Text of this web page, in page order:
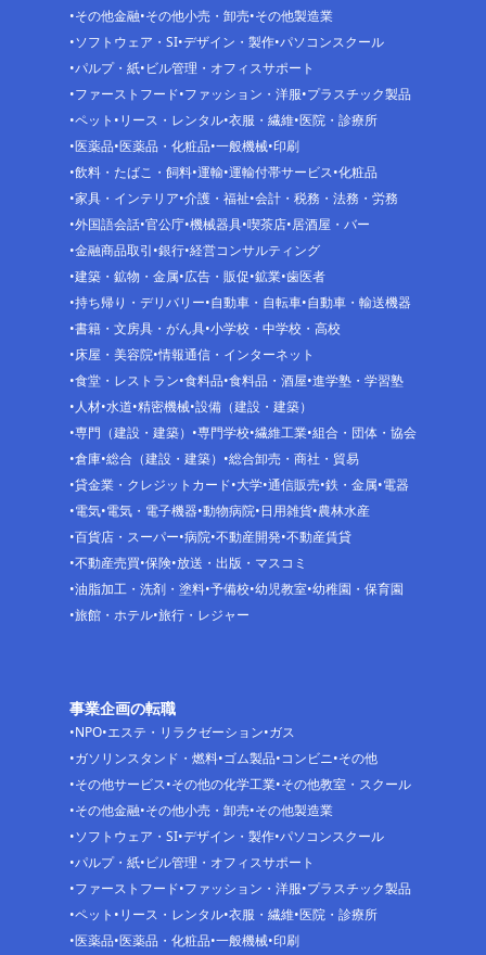
その他金融 その他小売・卸売 その他製造業
ソフトウェア・SI デザイン・製作 パソコンスクール
パルプ・紙 ビル管理・オフィスサポート
ファーストフード ファッション・洋服 プラスチック製品
ペット リース・レンタル 衣服・繊維 医院・診療所
医薬品 医薬品・化粧品 一般機械 印刷
飲料・たばこ・飼料 運輸 運輸付帯サービス 化粧品
家具・インテリア 介護・福祉 会計・税務・法務・労務
外国語会話 官公庁 機械器具 喫茶店 居酒屋・バー
金融商品取引 銀行 経営コンサルティング
建築・鉱物・金属 広告・販促 鉱業 歯医者
持ち帰り・デリバリー 自動車・自転車 自動車・輸送機器
書籍・文房具・がん具 小学校・中学校・高校
床屋・美容院 情報通信・インターネット
食堂・レストラン 食料品 食料品・酒屋 進学塾・学習塾
人材 水道 精密機械 設備（建設・建築）
専門（建設・建築）
専門学校 繊維工業 組合・団体・協会
倉庫 総合（建設・建築）
総合卸売・商社・貿易
貸金業・クレジットカード 大学 通信販売 鉄・金属 電器
電気 電気・電子機器 動物病院 日用雑貨 農林水産
百貨店・スーパー 病院 不動産開発 不動産賃貸
不動産売買 保険 放送・出版・マスコミ
油脂加工・洗剤・塗料 予備校 幼児教室 幼稚園・保育園
旅館・ホテル 旅行・レジャー
事業企画の転職
NPO エステ・リラクゼーション ガス
ガソリンスタンド・燃料 ゴム製品 コンビニ その他
その他サービス その他の化学工業 その他教室・スクール
その他金融 その他小売・卸売 その他製造業
ソフトウェア・SI デザイン・製作 パソコンスクール
パルプ・紙 ビル管理・オフィスサポート
ファーストフード ファッション・洋服 プラスチック製品
ペット リース・レンタル 衣服・繊維 医院・診療所
医薬品 医薬品・化粧品 一般機械 印刷